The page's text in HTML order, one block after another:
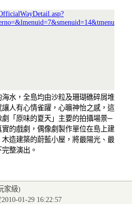
水，全島均由沙粒及珊瑚礁碎屑堆
人有心情雀躍，心曠神怡之感，這
「原味的夏天」主要的拍攝場景─
的戲劇，偶像劇製作單位在島上建
造建築的蔚藍小屋，將最陽光、最
整演出。
家級)
01-29 16:22:57